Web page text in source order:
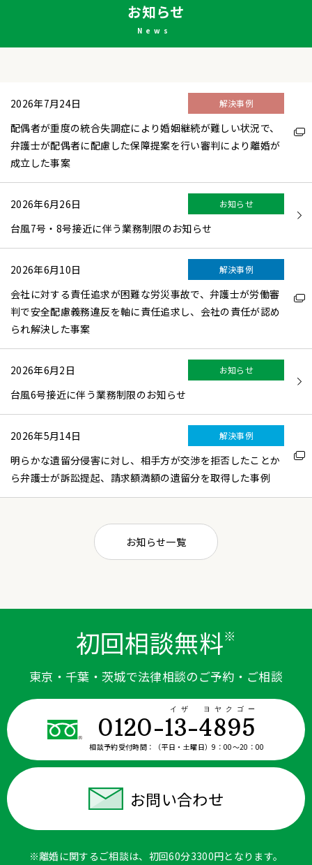
お知らせ
News
お知らせ一覧
初回相談無料※
東京・千葉・茨城で法律相談のご予約・ご相談
0120-13-4895
イザ ヨヤクゴー
相談予約受付時間： （平日・土曜日）9：00〜20：00
お問い合わせ
※離婚に関するご相談は、初回60分3300円となります。